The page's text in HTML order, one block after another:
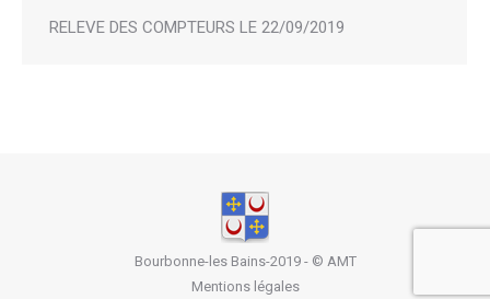
RELEVE DES COMPTEURS LE 22/09/2019
Bourbonne-les Bains-2019 - © AMT
Mentions légales